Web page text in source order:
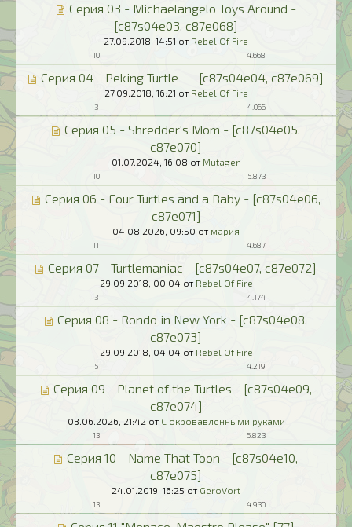
Серия 03 - Michaelangelo Toys Around -
[c87s04e03, c87e068]
27.09.2018, 14:51 от Rebel Of Fire
10 4.668
Серия 04 - Peking Turtle - - [c87s04e04, c87e069]
27.09.2018, 16:21 от Rebel Of Fire
3 4.066
Серия 05 - Shredder's Mom - [c87s04e05,
c87e070]
01.07.2024, 16:08 от Mutagen
10 5.873
Серия 06 - Four Turtles and a Baby - [c87s04e06,
c87e071]
04.08.2026, 09:50 от мария
11 4.687
Серия 07 - Turtlemaniac - [c87s04e07, c87e072]
29.09.2018, 00:04 от Rebel Of Fire
3 4.174
Серия 08 - Rondo in New York - [c87s04e08,
c87e073]
29.09.2018, 04:04 от Rebel Of Fire
5 4.219
Серия 09 - Planet of the Turtles - [c87s04e09,
c87e074]
03.06.2026, 21:42 от С окровавленными руками
13 5.823
Серия 10 - Name That Toon - [c87s04e10,
c87e075]
24.01.2019, 16:25 от GeroVort
13 4.930